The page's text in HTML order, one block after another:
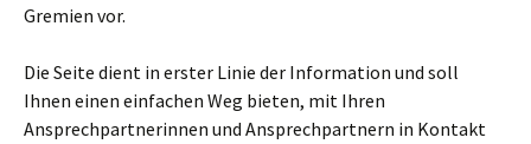
Gremien vor.
Die Seite dient in erster Linie der Information und soll
Ihnen einen einfachen Weg bieten, mit Ihren
Ansprechpartnerinnen und Ansprechpartnern in Kontakt